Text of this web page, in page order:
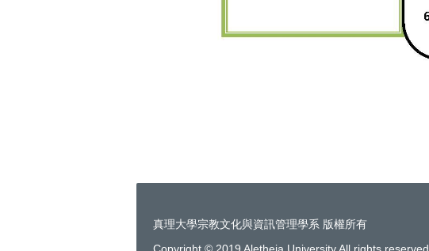
真理大學宗教文化與資訊管理學系 版權所有